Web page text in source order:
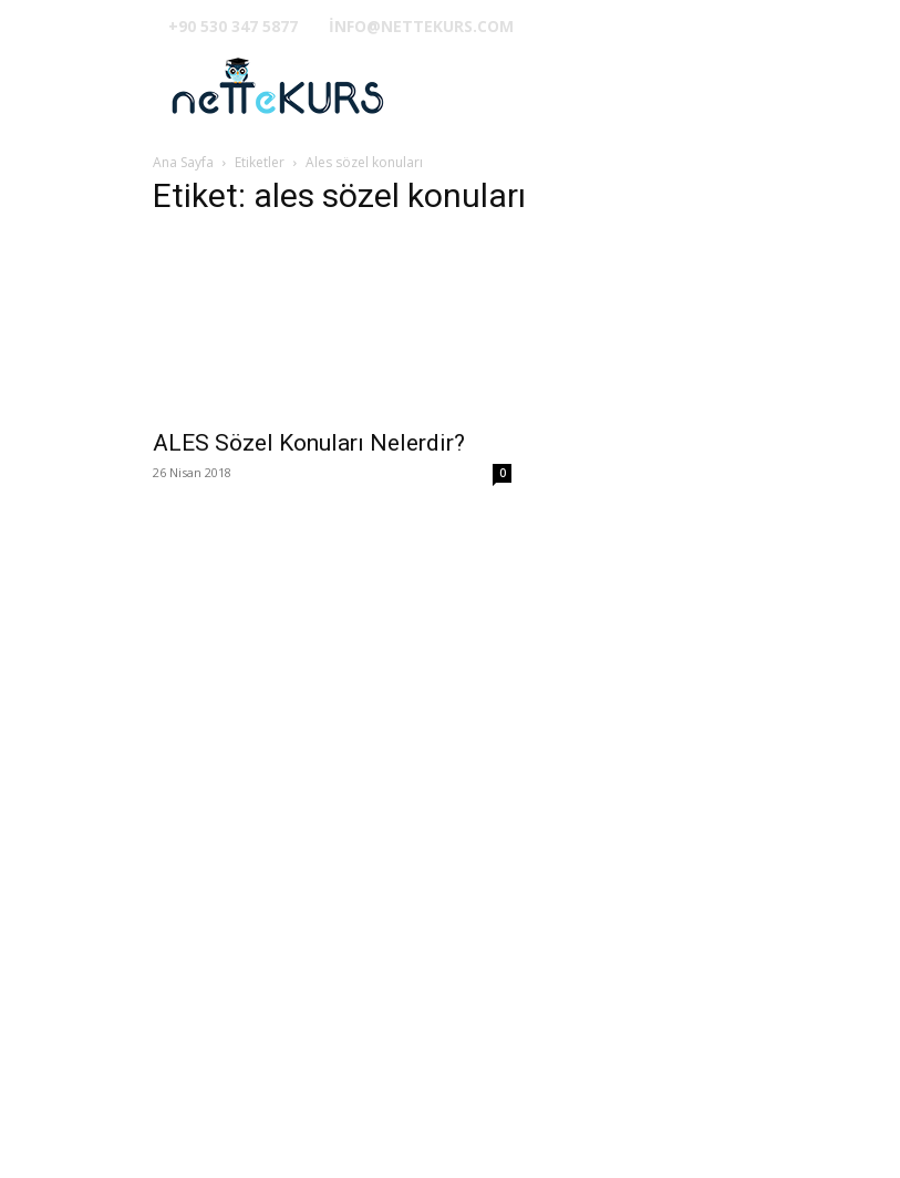
+90 530 347 5877 INFO@NETTEKURS.COM
Ana Sayfa Etiketler Ales sözel konuları
Etiket: ales sözel konuları
ALES Sözel Konuları Nelerdir?
26 Nisan 2018 0